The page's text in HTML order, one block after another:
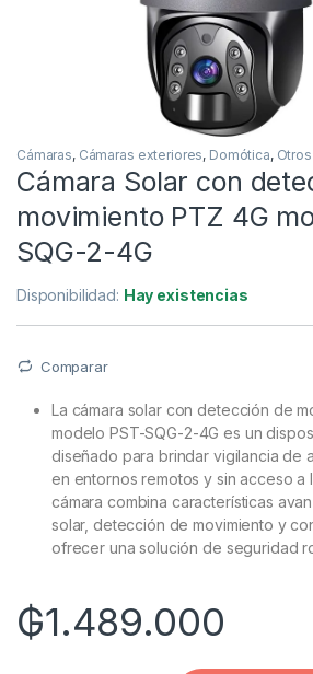
Cámaras, Cámaras exteriores, Domótica,
Cámara Solar con
movimiento PTZ 4G
SQG-2-4G
Disponibilidad: Hay existencias
Comparar
La cámara solar con detección de
modelo PST-SQG-2-4G es un
diseñado para brindar vigilancia de
en entornos remotos y sin acceso a
cámara combina características
solar, detección de movimiento y
ofrecer una solución de seguridad
₲1.489.000